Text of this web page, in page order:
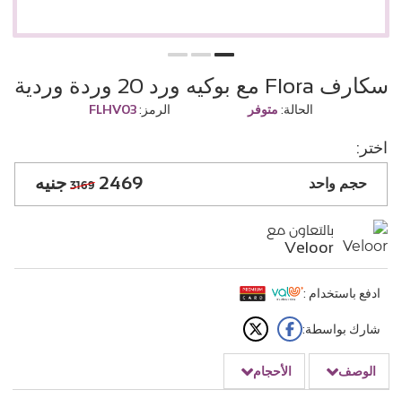
سكارف Flora مع بوكيه ورد 20 وردة وردية
الحالة:متوفر الرمز:FLHV03
اختر:
حجم واحد 2469
3169
بالتعاون مع
Veloor
ادفع باستخدام :
شارك بواسطة:
الوصف الأحجام